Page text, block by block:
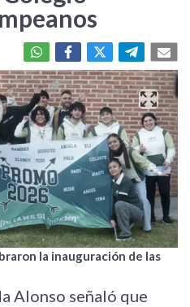
la inauguración de las
Alonso señaló que